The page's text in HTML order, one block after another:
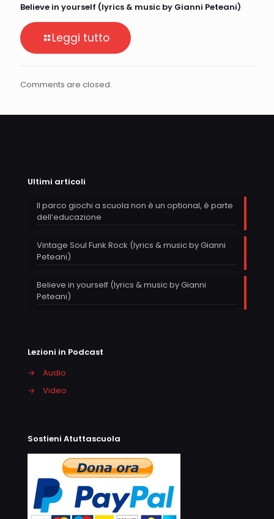
Believe in yourself (lyrics & music by Gianni Peteani)
Leggi tutto
Comments are closed.
Ultimi articoli
Il parco giochi a scuola non è un optional, è parte
dell’educazione
Vintage Soul Funk Rock (lyrics & music by Gianni
Peteani)
Believe in yourself (lyrics & music by Gianni
Peteani)
Lezioni in Podcast
→
Audio
→
Video
Sostieni Atuttascuola